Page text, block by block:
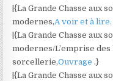
|{La Grande Chasse aux
modernes,A voir et à
|{La Grande Chasse aux
modernes/L’emprise
sorcellerie,Ouvrage.}
|{La Grande Chasse aux